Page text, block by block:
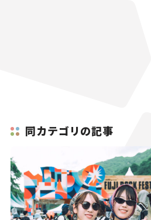
同カテゴリの記事